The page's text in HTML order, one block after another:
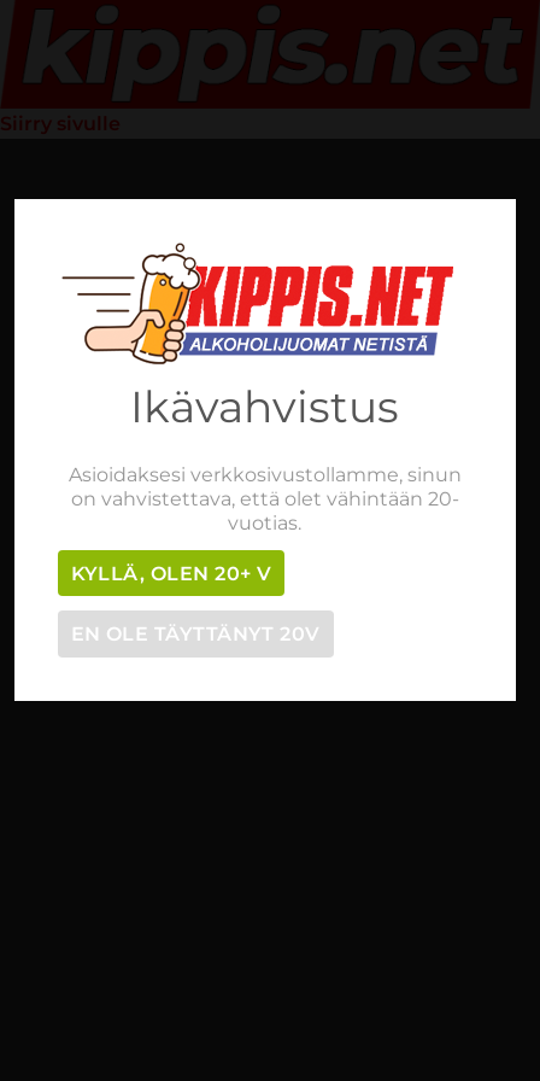
Siirry sivulle
Ikävahvistus
Asioidaksesi verkkosivustollamme, sinun
on vahvistettava, että olet vähintään 20-
vuotias.
KYLLÄ, OLEN 20+ V
EN OLE TÄYTTÄNYT 20V